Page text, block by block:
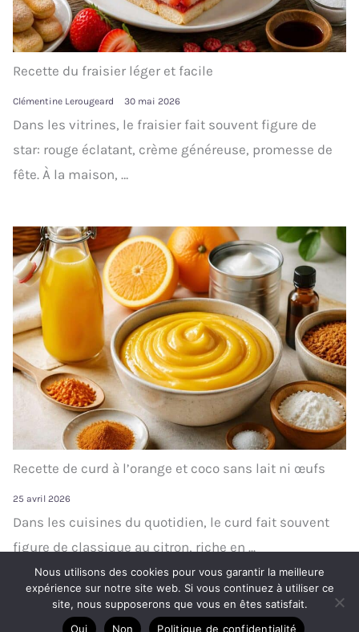
Recette du fraisier léger et facile
Clémentine Lerougeard 30 mai 2026
Dans les vitrines, le fraisier fait souvent figure de
star: rouge éclatant, crème généreuse, promesse de
fête. À la maison, …
Recette de curd à l’orange et coco sans lait ni œufs
25 avril 2026
Dans les cuisines du quotidien, le curd fait souvent
figure de classique au citron, riche en ...
Nous utilisons des cookies pour vous garantir la meilleure
expérience sur notre site web. Si vous continuez à utiliser ce
site, nous supposerons que vous en êtes satisfait.
Oui
Non Politique de confidentialité